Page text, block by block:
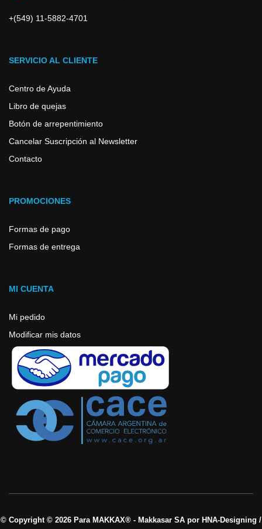
+(549) 11-5882-4701
SERVICIO AL CLIENTE
Centro de Ayuda
Libro de quejas
Botón de arrepentimiento
Cancelar Suscripción al Newsletter
Contacto
PROMOCIONES
Formas de pago
Formas de entrega
MI CUENTA
Mi pedido
Modificar mis datos
© Copyright © 2026 Para MAKKAX® - Makkasar SA por HNA-Designing /